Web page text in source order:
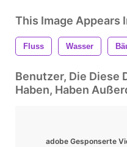
This Image Appears
Fluss Wasser
Benutzer, Die Diese
Haben, Haben
adobe Gesponserte